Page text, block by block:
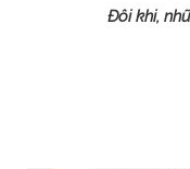
Đôi khi,